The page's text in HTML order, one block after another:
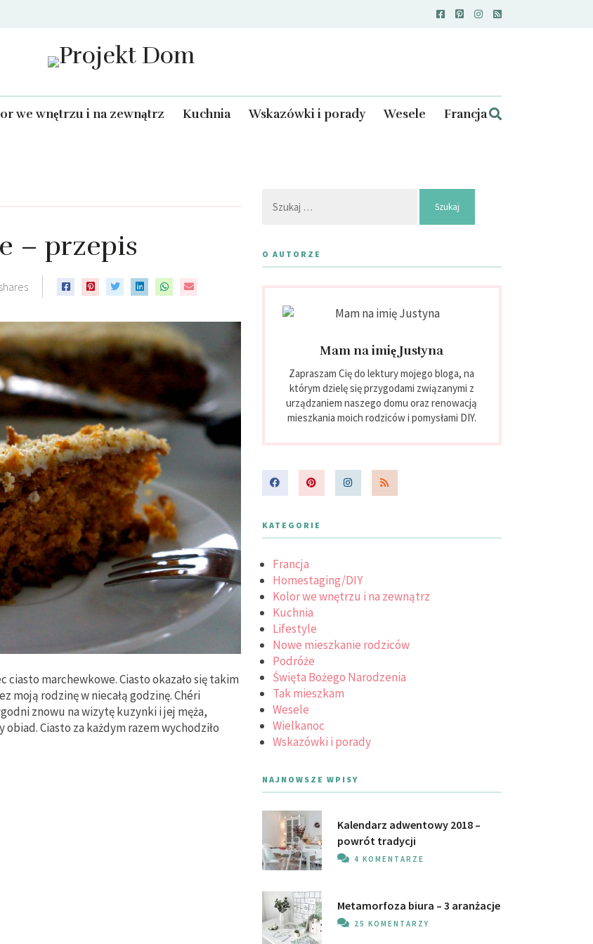
Projekt Dom
we wnętrzu i na zewnątrz Kuchnia Wskazówki i porady Wesele Francja
– przepis
shares
ciasto marchewkowe. Ciasto okazało się takim
moją rodzinę w niecałą godzinę. Chéri
znowu na wizytę kuzynki i jej męża,
Ciasto za każdym razem wychodziło
O AUTORZE
Mam na imię Justyna
Zapraszam Cię do lektury mojego bloga, na
którym dzielę się przygodami związanymi z
urządzaniem naszego domu oraz renowacją
mieszkania moich rodziców i pomysłami DIY.
KATEGORIE
Francja
Homestaging/DIY
Kolor we wnętrzu i na zewnątrz
Kuchnia
Lifestyle
Nowe mieszkanie rodziców
Podróże
Święta Bożego Narodzenia
Tak mieszkam
Wesele
Wielkanoc
Wskazówki i porady
NAJNOWSZE WPISY
Kalendarz adwentowy 2018 –
powrót tradycji
4 KOMENTARZE
Metamorfoza biura – 3 aranżacje
25 KOMENTARZY